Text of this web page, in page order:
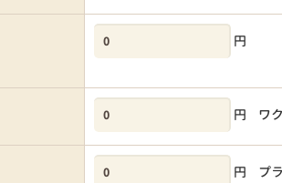
円
円 ワ
円 プ